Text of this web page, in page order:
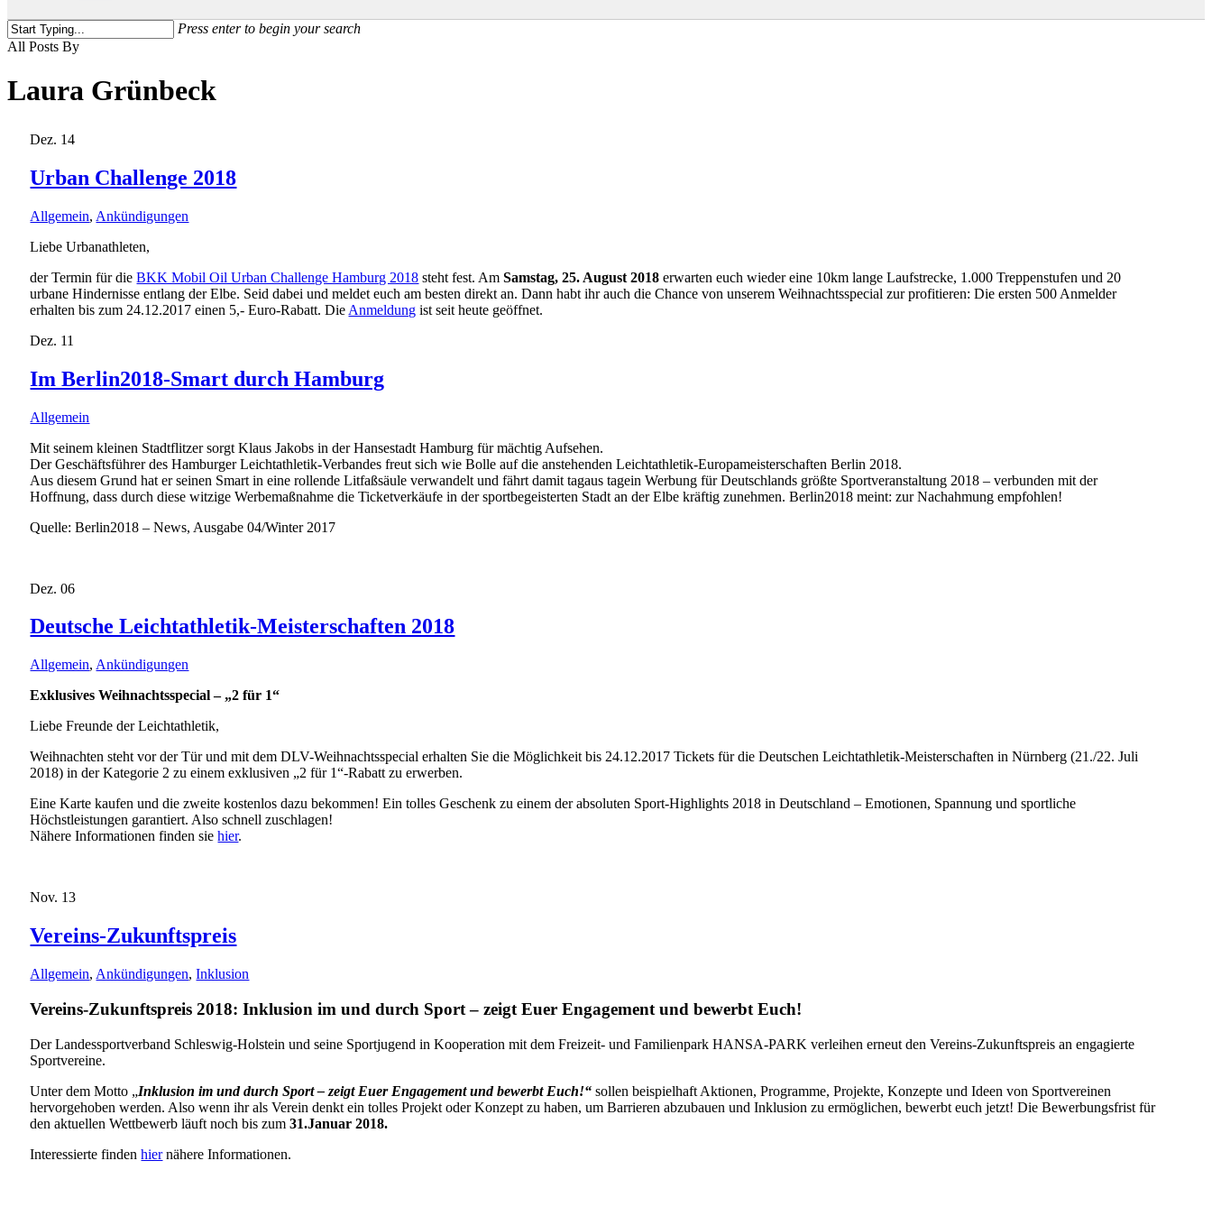
Press enter to begin your search
Close
All Posts By
Laura Grünbeck
Dez. 14
Urban Challenge 2018
Allgemein, Ankündigungen
Liebe Urbanathleten,
der Termin für dieBKK Mobil Oil Urban Challenge Hamburg 2018 steht fest. AmSamstag, 25. August 2018 erwarten euch wieder eine 10km lange Laufstrecke, 1.000 Treppenstufen und 20
urbane Hindernisse entlang der Elbe. Seid dabei und meldet euch am besten direkt an. Dann habt ihr auch die Chance von unserem Weihnachtsspecial zur profitieren: Die ersten 500 Anmelder
erhalten bis zum 24.12.2017 einen 5,- Euro-Rabatt. Die Anmeldung ist seit heute geöffnet.
Dez. 11
Im Berlin2018-Smart durch Hamburg
Allgemein
Mit seinem kleinen Stadtflitzer sorgt Klaus Jakobs in der Hansestadt Hamburg für mächtig Aufsehen.
Der Geschäftsführer des Hamburger Leichtathletik-Verbandes freut sich wie Bolle auf die anstehenden Leichtathletik-Europameisterschaften Berlin 2018.
Aus diesem Grund hat er seinen Smart in eine rollende Litfaßsäule verwandelt und fährt damit tagaus tagein Werbung für Deutschlands größte Sportveranstaltung 2018 – verbunden mit der
Hoffnung, dass durch diese witzige Werbemaßnahme die Ticketverkäufe in der sportbegeisterten Stadt an der Elbe kräftig zunehmen. Berlin2018 meint: zur Nachahmung empfohlen!
Quelle: Berlin2018 – News, Ausgabe 04/Winter 2017
Dez. 06
Deutsche Leichtathletik-Meisterschaften 2018
Allgemein, Ankündigungen
Exklusives Weihnachtsspecial – „2 für 1“
Liebe Freunde der Leichtathletik,
Weihnachten steht vor der Tür und mit dem DLV-Weihnachtsspecial erhalten Sie die Möglichkeit bis 24.12.2017 Tickets für die Deutschen Leichtathletik-Meisterschaften in Nürnberg (21./22. Juli
2018) in der Kategorie 2 zu einem exklusiven „2 für 1“-Rabatt zu erwerben.
Eine Karte kaufen und die zweite kostenlos dazu bekommen! Ein tolles Geschenk zu einem der absoluten Sport-Highlights 2018 in Deutschland – Emotionen, Spannung und sportliche
Höchstleistungen garantiert. Also schnell zuschlagen!
Nähere Informationen finden siehier.
Nov. 13
Vereins-Zukunftspreis
Allgemein, Ankündigungen,Inklusion
Vereins-Zukunftspreis 2018: Inklusion im und durch Sport – zeigt Euer Engagement und bewerbt Euch!
Der Landessportverband Schleswig-Holstein und seine Sportjugend in Kooperation mit dem Freizeit- und Familienpark HANSA-PARK verleihen erneut den Vereins-Zukunftspreis an engagierte
Sportvereine.
Unter dem Motto „Inklusion im und durch Sport – zeigt Euer Engagement und bewerbt Euch!“ sollen beispielhaft Aktionen, Programme, Projekte, Konzepte und Ideen von Sportvereinen
hervorgehoben werden. Also wenn ihr als Verein denkt ein tolles Projekt oder Konzept zu haben, um Barrieren abzubauen und Inklusion zu ermöglichen, bewerbt euch jetzt! Die Bewerbungsfrist für
den aktuellen Wettbewerb läuft noch bis zum31.Januar 2018.
Interessierte findenhiernähere Informationen.